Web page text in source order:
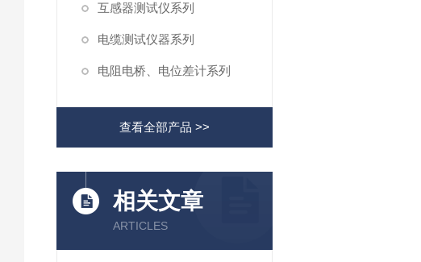
互感器测试仪系列
电缆测试仪器系列
电阻电桥、电位差计系列
查看全部产品 >>
相关文章
ARTICLES